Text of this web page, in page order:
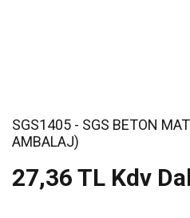
SGS1405 - SGS BETON
AMBALAJ)
27,36 TL Kdv